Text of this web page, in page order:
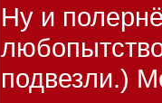
Ну и
подвезли.)